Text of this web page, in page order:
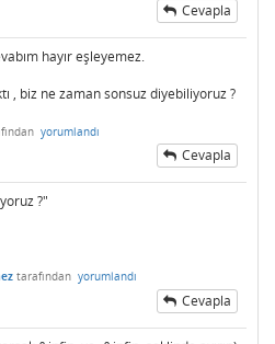
Cevapla
hayır eşleyemez.
, biz ne zaman sonsuz diyebiliyoruz ?
yorumlandı
Cevapla
?"
tarafından yorumlandı
Cevapla